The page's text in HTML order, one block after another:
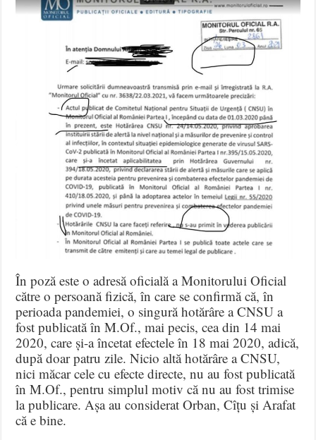
În poză este o adresă oficială a Monitorului Oficial
către o persoană fizică, în care se confirmă că, în
perioada pandemiei, o singură hotărâre a CNSU a
fost publicată în M.Of., mai pecis, cea din 14 mai
2020, care și-a încetat efectele în 18 mai 2020, adică,
după doar patru zile. Nicio altă hotărâre a CNSU,
nici măcar cele cu efecte directe, nu au fost publicată
în M.Of., pentru simplul motiv că nu au fost trimise
la publicare. Așa au considerat Orban, Cîțu și Arafat
că e bine.